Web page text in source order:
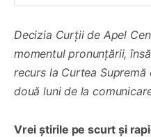
Decizia Curții de Apel
momentul pronunțării,
recurs la Curtea
două luni de la
Vrei știrile pe scurt și